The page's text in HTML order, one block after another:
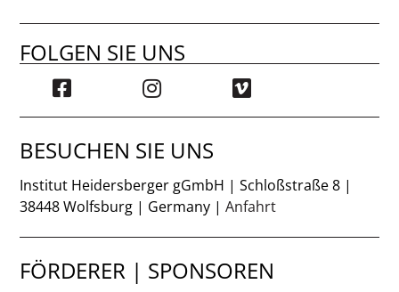
FOLGEN SIE UNS
BESUCHEN SIE UNS
Institut Heidersberger gGmbH | Schloßstraße 8 |
38448 Wolfsburg | Germany |Anfahrt
FÖRDERER | SPONSOREN